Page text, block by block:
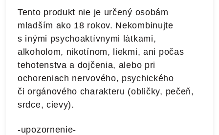
Tento produkt nie je určený osobám
mladším ako 18 rokov. Nekombinujte
s inými psychoaktívnymi látkami,
alkoholom, nikotínom, liekmi, ani počas
tehotenstva a dojčenia, alebo pri
ochoreniach nervového, psychického
či orgánového charakteru (obličky, pečeň,
srdce, cievy).
-upozornenie-